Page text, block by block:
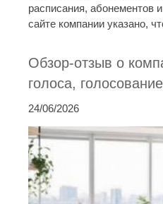
расписания, абонементов
сайте компании указано,
Обзор-отзыв о
голоса, голосование
24/06/2026